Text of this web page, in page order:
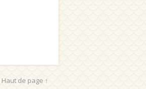
Haut de page ↑